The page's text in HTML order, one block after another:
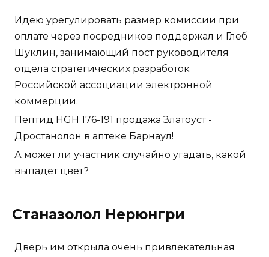
Идею урегулировать размер комиссии при
оплате через посредников поддержал и Глеб
Шуклин, занимающий пост руководителя
отдела стратегических разработок
Российской ассоциации электронной
коммерции.
Пептид HGH 176-191 продажа Златоуст -
Дростанолон в аптеке Барнаул!
А может ли участник случайно угадать, какой
выпадет цвет?
Станазолол Нерюнгри
Дверь им открыла очень привлекательная